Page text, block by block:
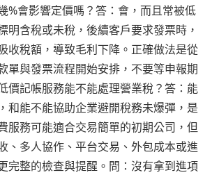
%會影響定價嗎？答：會，而且常被低
明含稅或未稅，後續客戶要求發票時，
收稅額，導致毛利下降。正確做法是從
單與發票流程開始安排，不要等申報期
價記帳服務能不能處理營業稅？答：能
和能不能協助企業避開稅務未爆彈，是
服務可能適合交易簡單的初期公司，但
、多人協作、平台交易、外包成本或進
完整的檢查與提醒。問：沒有拿到進項